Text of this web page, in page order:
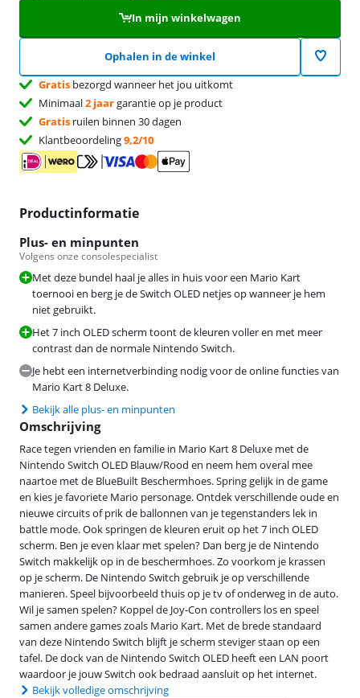
In mijn winkelwagen
Ophalen in de winkel
Gratis bezorgd wanneer het jou uitkomt
Minimaal2 jaargarantie op je product
Gratis ruilen binnen 30 dagen
Klantbeoordeling9,2/10
Productinformatie
Plus- en minpunten
Volgens onze consolespecialist
Met deze bundel haal je alles in huis voor een Mario Kart
toernooi en berg je de Switch OLED netjes op wanneer je hem
niet gebruikt.
Het 7 inch OLED scherm toont de kleuren voller en met meer
contrast dan de normale Nintendo Switch.
Je hebt een internetverbinding nodig voor de online functies van
Mario Kart 8 Deluxe.
Bekijk alle plus- en minpunten
Omschrijving
Race tegen vrienden en familie in Mario Kart 8 Deluxe met de
Nintendo Switch OLED Blauw/Rood en neem hem overal mee
naartoe met de BlueBuilt Beschermhoes. Spring gelijk in de game
en kies je favoriete Mario personage. Ontdek verschillende oude en
nieuwe circuits of prik de ballonnen van je tegenstanders lek in
battle mode. Ook springen de kleuren eruit op het 7 inch OLED
scherm. Ben je even klaar met spelen? Dan berg je de Nintendo
Switch makkelijk op in de beschermhoes. Zo voorkom je krassen
op je scherm. De Nintendo Switch gebruik je op verschillende
manieren. Speel bijvoorbeeld thuis op je tv of onderweg in de auto.
Wil je samen spelen? Koppel de Joy-Con controllers los en speel
samen andere games zoals Mario Kart. Met de brede standaard
van deze Nintendo Switch blijft je scherm steviger staan op een
tafel. De dock van de Nintendo Switch OLED heeft een LAN poort
waardoor je jouw Switch ook bedraad aansluit op het internet.
Bekijk volledige omschrijving